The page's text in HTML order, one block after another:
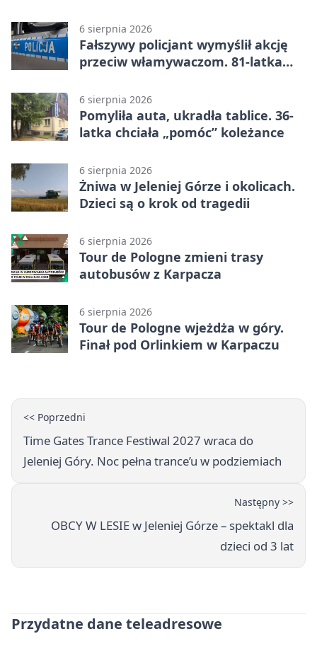
6 sierpnia 2026
Fałszywy policjant wymyślił akcję
przeciw włamywaczom. 81-latka
6 sierpnia 2026
Pomyliła auta, ukradła tablice. 36-
latka chciała „pomóc” koleżance
6 sierpnia 2026
Żniwa w Jeleniej Górze i okolicach.
Dzieci są o krok od tragedii
6 sierpnia 2026
Tour de Pologne zmieni trasy
autobusów z Karpacza
6 sierpnia 2026
Tour de Pologne wjeżdża w góry.
Finał pod Orlinkiem w Karpaczu
<< Poprzedni
Time Gates Trance Festiwal 2027 wraca do
Jeleniej Góry. Noc pełna trance’u w podziemiach
Następny >>
OBCY W LESIE w Jeleniej Górze – spektakl dla
dzieci od 3 lat
Przydatne dane teleadresowe